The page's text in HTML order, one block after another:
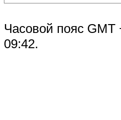
Часовой пояс GMT
09:42.